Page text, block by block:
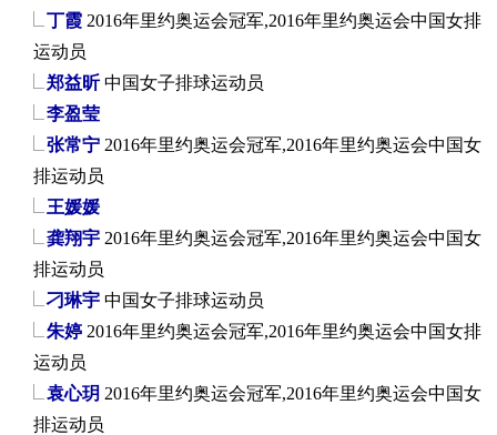
丁霞 2016年里约奥运会冠军,2016年里约奥运会中国女排
运动员
郑益昕 中国女子排球运动员
李盈莹
张常宁 2016年里约奥运会冠军,2016年里约奥运会中国女
排运动员
王媛媛
龚翔宇 2016年里约奥运会冠军,2016年里约奥运会中国女
排运动员
刁琳宇 中国女子排球运动员
朱婷 2016年里约奥运会冠军,2016年里约奥运会中国女排
运动员
袁心玥 2016年里约奥运会冠军,2016年里约奥运会中国女
排运动员